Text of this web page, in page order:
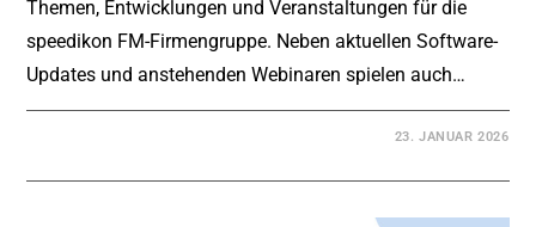
Themen, Entwicklungen und Veranstaltungen für die
speedikon FM-Firmengruppe. Neben aktuellen Software-
Updates und anstehenden Webinaren spielen auch…
23. JANUAR 2026